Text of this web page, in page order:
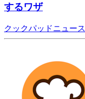
するワザ
クックパッドニュース